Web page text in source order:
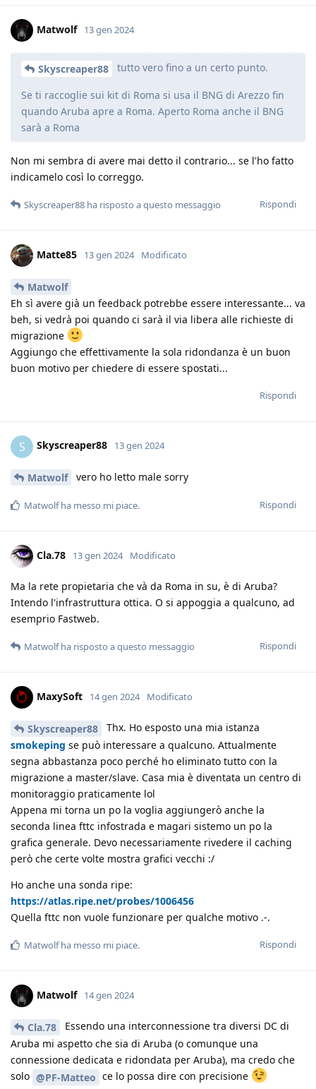
Matwolf 13 gen 2024
Skyscreaper88 tutto vero fino a un certo punto.
Se ti raccoglie sui kit di Roma si usa il BNG di Arezzo fin
quando Aruba apre a Roma. Aperto Roma anche il BNG
sarà a Roma
Non mi sembra di avere mai detto il contrario... se l'ho fatto
indicamelo così lo correggo.
Rispondi
Skyscreaper88 ha risposto a questo messaggio
Matte85 13 gen 2024 Modificato
Matwolf
Eh sì avere già un feedback potrebbe essere interessante... va
beh, si vedrà poi quando ci sarà il via libera alle richieste di
migrazione
Aggiungo che effettivamente la sola ridondanza è un buon
buon motivo per chiedere di essere spostati...
Rispondi
S Skyscreaper88 13 gen 2024
Matwolf vero ho letto male sorry
Rispondi
Matwolfha messo mi piace.
Cla.78 13 gen 2024 Modificato
Ma la rete propietaria che và da Roma in su, è di Aruba?
Intendo l'infrastruttura ottica. O si appoggia a qualcuno, ad
esemprio Fastweb.
Rispondi
Matwolfha risposto a questo messaggio
MaxySoft 14 gen 2024 Modificato
Skyscreaper88
Thx. Ho esposto una mia istanza
smokeping se può interessare a qualcuno. Attualmente
segna abbastanza poco perché ho eliminato tutto con la
migrazione a master/slave. Casa mia è diventata un centro di
monitoraggio praticamente lol
Appena mi torna un po la voglia aggiungerò anche la
seconda linea fttc infostrada e magari sistemo un po la
grafica generale. Devo necessariamente rivedere il caching
però che certe volte mostra grafici vecchi :/
Ho anche una sonda ripe:
https://atlas.ripe.net/probes/1006456
Quella fttc non vuole funzionare per qualche motivo .-.
Rispondi
Matwolfha messo mi piace.
Matwolf 14 gen 2024
Cla.78
Essendo una interconnessione tra diversi DC di
Aruba mi aspetto che sia di Aruba (o comunque una
connessione dedicata e ridondata per Aruba), ma credo che
solo @PF-Matteo ce lo possa dire con precisione